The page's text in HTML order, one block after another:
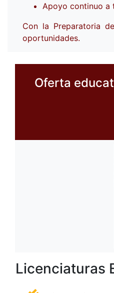
Apoyo continuo a
Con la Preparatoria
oportunidades.
Oferta
Licenciaturas